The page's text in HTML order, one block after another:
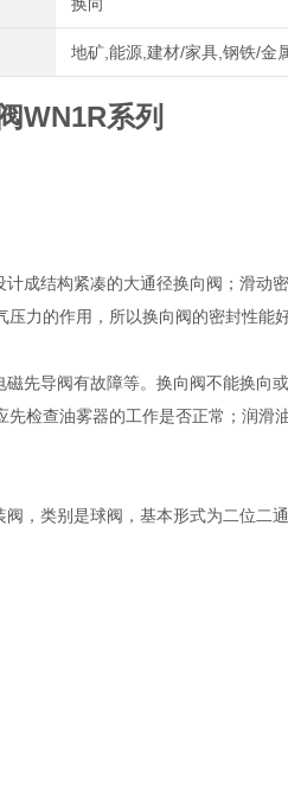
地矿,能源,建材/家具,钢铁/金
WN1R系列
成结构紧凑的大通径换向阀；滑动
力的作用，所以换向阀的密封性能
先导阀有故障等。换向阀不能换向
检查油雾器的工作是否正常；润滑
，类别是球阀，基本形式为二位二